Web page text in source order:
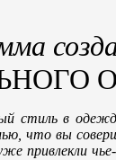
стиль в
что вы